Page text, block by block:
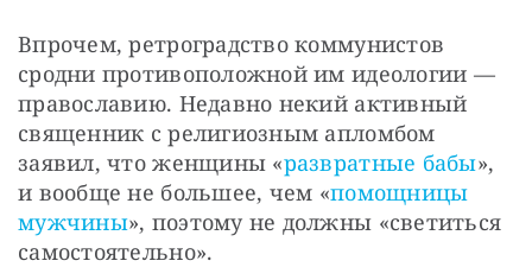
Впрочем, ретроградство коммунистов
сродни противоположной им идеологии —
православию. Недавно некий активный
священник с религиозным апломбом
заявил, что женщины «развратные бабы»,
и вообще не большее, чем «помощницы
мужчины», поэтому не должны «светиться
самостоятельно».